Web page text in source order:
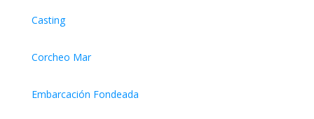
Casting
Corcheo Mar
Embarcación Fondeada